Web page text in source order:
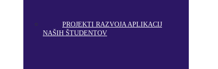
PROJEKTI RAZVOJA APLIKACIJ
NAŠIH ŠTUDENTOV